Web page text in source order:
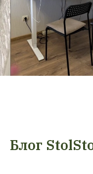
Блог